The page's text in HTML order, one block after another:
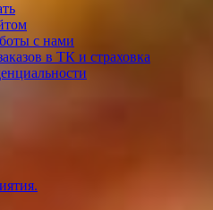
с нами
в ТК и страховка